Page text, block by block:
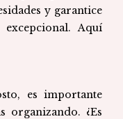
y garantice
Aquí
es importante
organizando. ¿Es